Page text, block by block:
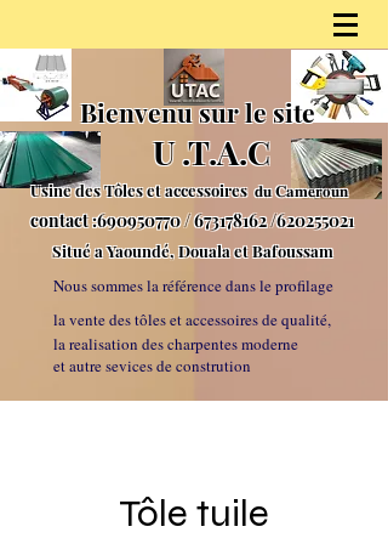
Bienvenu sur le site
U.T.A.C
Usine des Tôles et accessoires 𝐝𝐮𝐂𝐚𝐦𝐞𝐫𝐨𝐮𝐧
contact :690950770/673178162/620255021
Situé a Yaoundé, Douala et Bafoussam
Nous sommes la référence dans le profilage
la vente des tôles et accessoires de qualité,
la realisation des charpentes moderne
et autre sevices de constrution
Tôle tuile